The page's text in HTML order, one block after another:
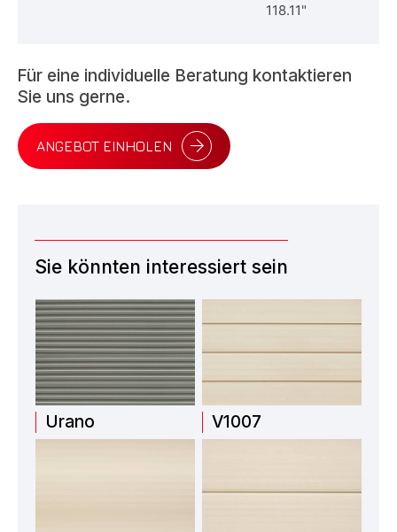
118.11"
Für eine individuelle Beratung kontaktieren
Sie uns gerne.
ANGEBOT EINHOLEN
Sie könnten interessiert sein
Urano V1007